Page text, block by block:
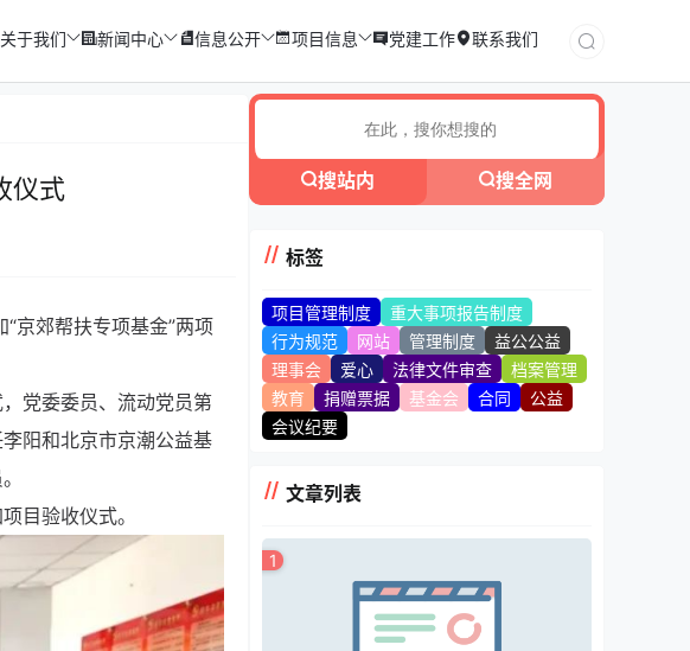
关于我们 新闻中心 信息公开 项目信息 党建工作 联系我们
仪式
京郊帮扶专项基金”两项
党委委员、流动党员第
阳和北京市京潮公益基
目验收仪式。
搜站内 搜全网
标签
项目管理制度
重大事项报告制度
行为规范
网站 管理制度
益公公益
理事会
爱心 法律文件审查
档案管理
教育
捐赠票据 基金会 合同
公益
会议纪要
文章列表
1